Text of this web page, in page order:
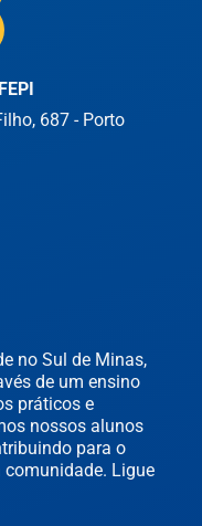
no Sul de Minas,
de um ensino
práticos e
nossos alunos
para o
Ligue
687 - Porto